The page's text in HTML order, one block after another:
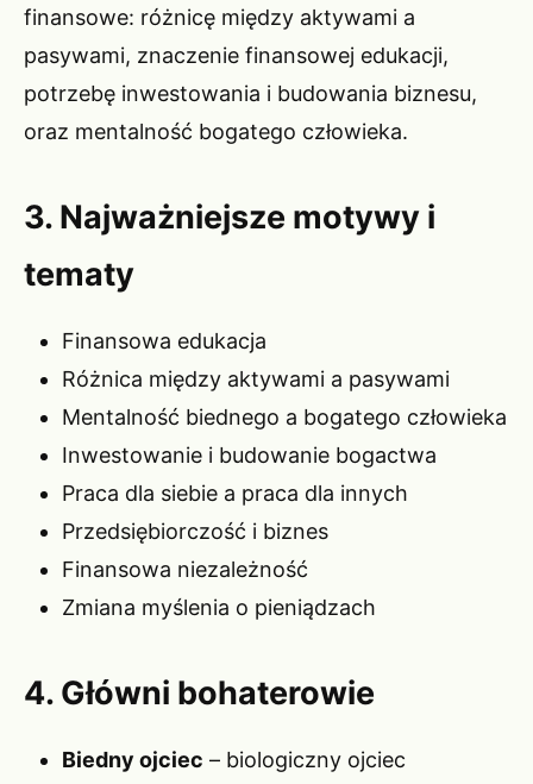
finansowe: różnicę między aktywami a
pasywami, znaczenie finansowej edukacji,
potrzebę inwestowania i budowania biznesu,
oraz mentalność bogatego człowieka.
3. Najważniejsze motywy i
tematy
Finansowa edukacja
Różnica między aktywami a pasywami
Mentalność biednego a bogatego człowieka
Inwestowanie i budowanie bogactwa
Praca dla siebie a praca dla innych
Przedsiębiorczość i biznes
Finansowa niezależność
Zmiana myślenia o pieniądzach
4. Główni bohaterowie
Biedny ojciec – biologiczny ojciec